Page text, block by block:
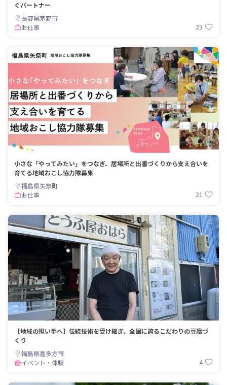
ぐパートナー
長野県茅野市
お仕事
23
小さな「やってみたい」をつなぎ、居場所と出番づくりから支え合いを
育てる地域おこし協力隊募集
福島県矢祭町
お仕事
21
【地域の担い手へ】伝統技術を受け継ぎ、全国に誇るこだわりの豆腐づ
くり
福島県喜多方市
イベント・体験
4